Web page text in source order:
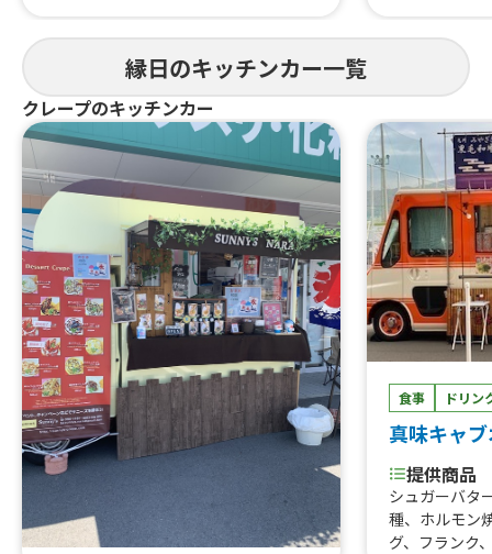
更可能）、おにぎり各種、ミニおにぎ
チュロス、い
ストビーフ
騨牛コロッ
縁日のキッチンカー一覧
クレープのキッチンカー
食事 ドリン
真味キャ
提供商品
シュガーバタ
種、ホルモン
グ、フランク